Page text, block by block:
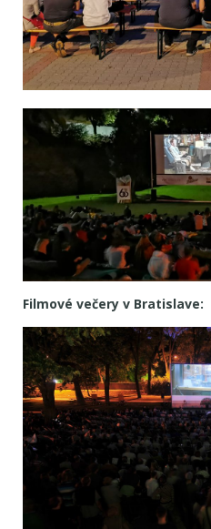
Filmové večery v Bratislave: